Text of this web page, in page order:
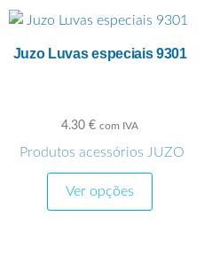
Juzo Luvas especiais 9301
4.30€ com IVA
Produtos acessórios JUZO
Ver opções